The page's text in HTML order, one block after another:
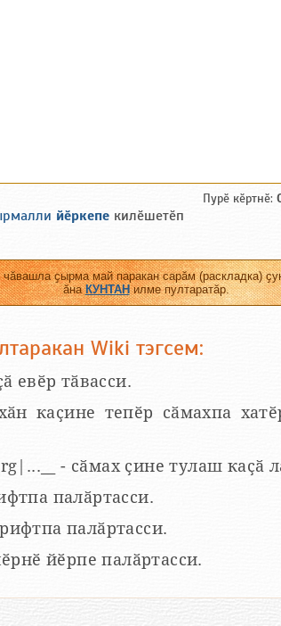
Пурӗ кӗртнӗ:
йӗркепе килӗшетӗп
ҫырма май паракан сарӑм (раскладка)
ӑнаКУНТАНилме пултаратӑр.
Wiki тэгсем:
евӗр тӑвасси.
каҫине тепӗр сӑмахпа
- сӑмах ҫине тулаш каҫӑ
палӑртасси.
палӑртасси.
йӗрпе палӑртасси.